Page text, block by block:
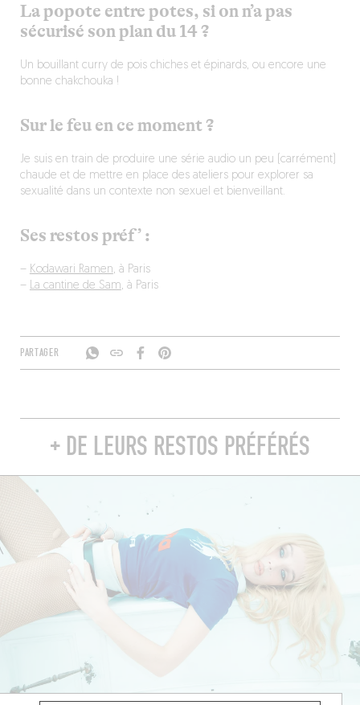
La popote entre potes, si on n’a pas
sécurisé son plan du 14 ?
Un bouillant curry de pois chiches et épinards, ou encore une
bonne chakchouka !
Sur le feu en ce moment ?
Je suis en train de produire une série audio un peu (carrément)
chaude et de mettre en place des ateliers pour explorer sa
sexualité dans un contexte non sexuel et bienveillant.
Ses restos préf’ :
– Kodawari Ramen, à Paris
– La cantine de Sam, à Paris
PARTAGER
+ DE LEURS RESTOS PRÉFÉRÉS